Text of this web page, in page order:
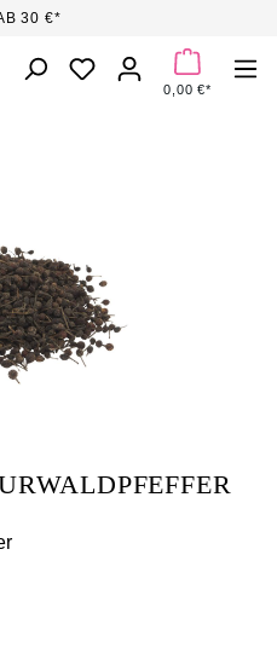
30 €*
DU HAST 0
0,00 €*